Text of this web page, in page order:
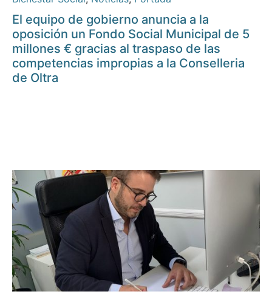
El equipo de gobierno anuncia a la
oposición un Fondo Social Municipal de 5
millones € gracias al traspaso de las
competencias impropias a la Conselleria
de Oltra